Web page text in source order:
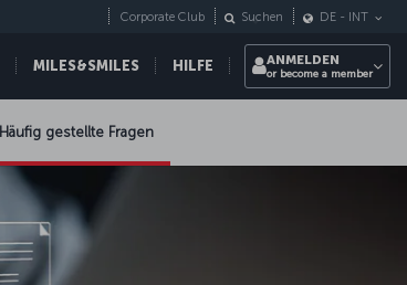
MILES&SMILES HILFE
Corporate Club Suchen DE - INT
ANMELDEN
or become a member
Häufig gestellte Fragen